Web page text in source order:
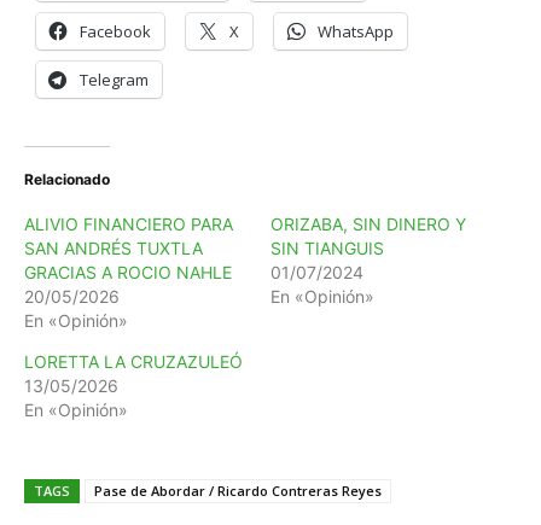
Facebook X WhatsApp
Telegram
Relacionado
ALIVIO FINANCIERO PARA
SAN ANDRÉS TUXTLA
GRACIAS A ROCIO NAHLE
20/05/2026
En «Opinión»
ORIZABA, SIN DINERO Y
SIN TIANGUIS
01/07/2024
En «Opinión»
LORETTA LA CRUZAZULEÓ
13/05/2026
En «Opinión»
TAGS Pase de Abordar / Ricardo Contreras Reyes